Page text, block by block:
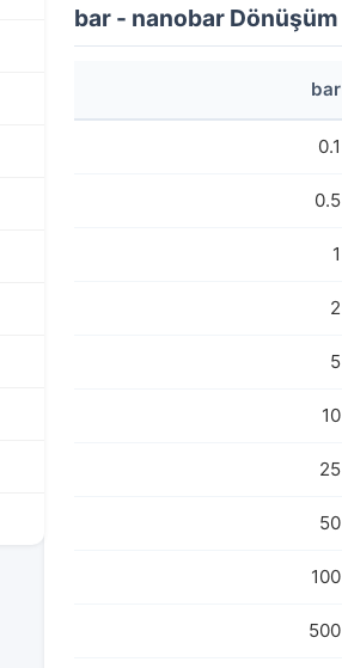
bar - nanobar
bar
0.1
0.5
1
2
5
10
25
50
100
500